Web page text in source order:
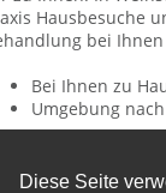
Diese Seite
Hausbesuche
bei
Bei Ihnen zu
Umgebung